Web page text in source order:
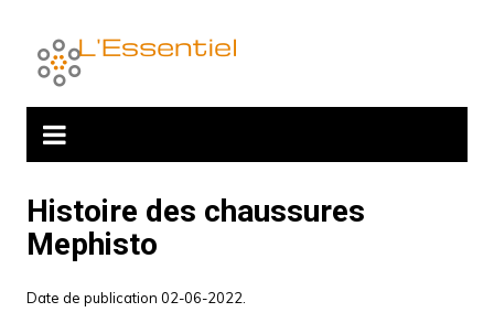
contenu
Histoire des chaussures
Mephisto
Date de publication 02-06-2022.